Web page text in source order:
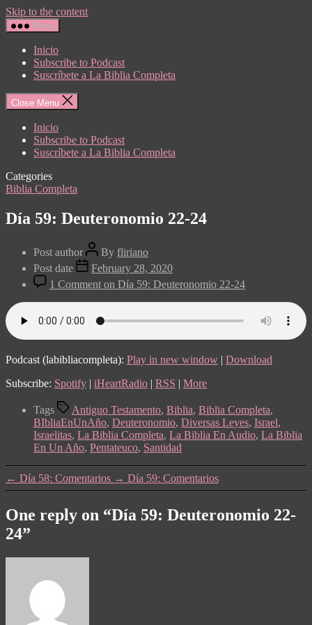
Skip to the content
Menu
Inicio
Subscribe to Podcast
Suscríbete a La Biblia Completa
Close Menu
Inicio
Subscribe to Podcast
Suscríbete a La Biblia Completa
Categories
Biblia Completa
Día 59: Deuteronomio 22-24
Post author By fliriano
Post date
February 28, 2020
1 Comment on Día 59: Deuteronomio 22-24
Podcast (labibliacompleta): Play in new window | Download
Subscribe: Spotify | iHeartRadio | RSS | More
Tags Antiguo Testamento, Biblia, Biblia Completa,
BIbliaEnUnAño, Deuteronomio, Diversas Leyes, Israel,
Israelitas, La Biblia Completa, La Biblia En Audio, La Biblia
En Un Año, Pentateuco, Santidad
← Día 58: Comentarios → Día 59: Comentarios
One reply on “Día 59: Deuteronomio 22-
24”